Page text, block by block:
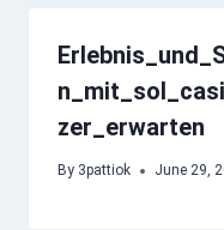
zer_erwarten
By 3pattiok June 29,